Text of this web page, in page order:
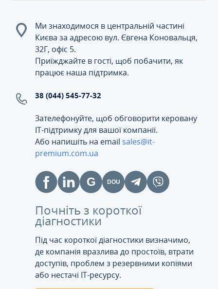
Ми знаходимося в центральній частині
Києва за адресою вул. Євгена Коновальця,
32Г, офіс 5.
Приїжджайте в гості, щоб побачити, як
працює наша підтримка.
38 (044) 545-77-32
Зателефонуйте, щоб обговорити керовану
ІТ-підтримку для вашої компанії.
Або напишіть на email sales@it-
premium.com.ua
Почніть з короткої
діагностики
Під час короткої діагностики визначимо,
де компанія вразлива до простоїв, втрати
доступів, проблем з резервними копіями
або нестачі IT-ресурсу.